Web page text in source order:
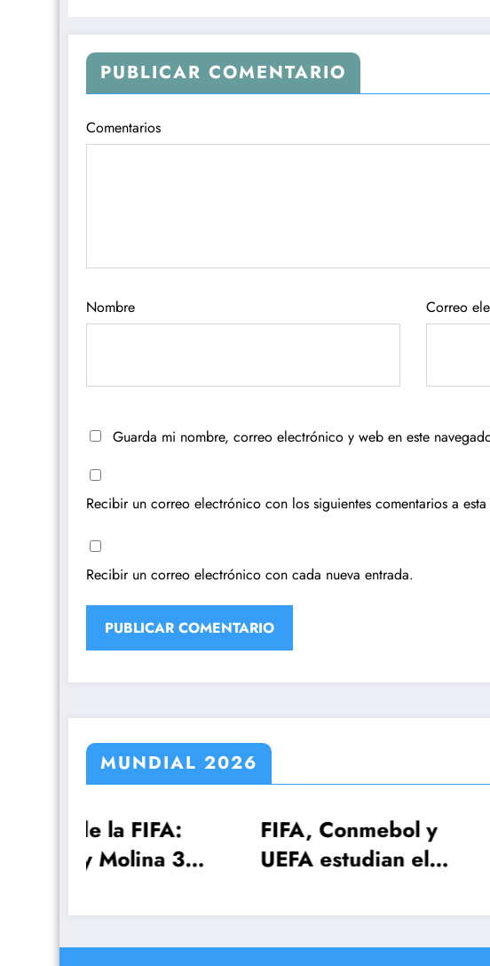
PUBLICAR COMENTARIO
Comentarios
Nombre Correo
Guarda mi nombre, correo electrónico y web en este
Recibir un correo electrónico con los siguientes comentarios a
Recibir un correo electrónico con cada nueva entrada.
MUNDIAL 2026
FIFA, Conmebol y
UEFA estudian el
¡64 selecciones!
El plan
Scaloni
26